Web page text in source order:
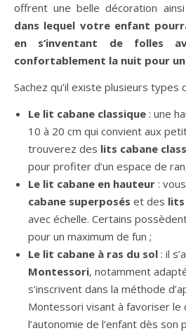
offrent une belle décoration ainsi
dans lequel votre enfant
en s’inventant de folles
confortablement la nuit pour
Sachez qu’il existe plusieurs types
Le lit cabane classique : une
10 à 20 cm qui convient aux
trouverez des lits cabane
pour profiter d’un espace de
Le lit cabane en hauteur :
cabane superposés et des lits
avec échelle. Certains
pour un maximum de fun ;
Le lit cabane à ras du sol : il
Montessori, notamment
s’inscrivent dans la méthode
Montessori visant à favoriser
l’autonomie de l’enfant dès son